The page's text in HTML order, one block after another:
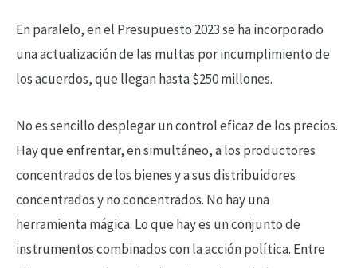
En paralelo, en el Presupuesto 2023 se ha incorporado
una actualización de las multas por incumplimiento de
los acuerdos, que llegan hasta $250 millones.
No es sencillo desplegar un control eficaz de los precios.
Hay que enfrentar, en simultáneo, a los productores
concentrados de los bienes y a sus distribuidores
concentrados y no concentrados. No hay una
herramienta mágica. Lo que hay es un conjunto de
instrumentos combinados con la acción política. Entre